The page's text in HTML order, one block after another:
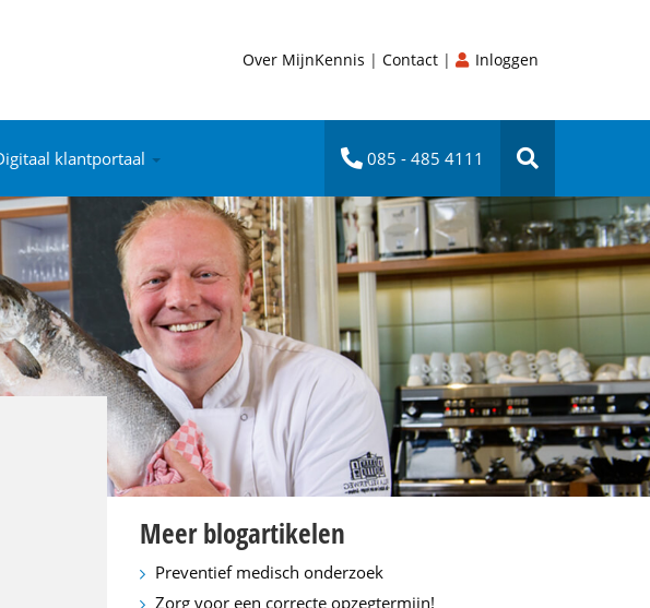
Over MijnKennis | Contact | Inloggen
klantportaal 085 - 485 4111
Meer blogartikelen
Preventief medisch onderzoek
Zorg voor een correcte opzegtermijn!